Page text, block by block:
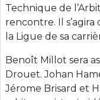
Technique de
rencontre. Il
la Ligue de sa
Benoît Millot sera
Drouet. Johan
Jérome Brisard et